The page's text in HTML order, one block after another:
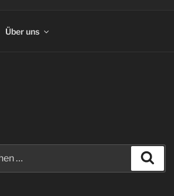
Über uns